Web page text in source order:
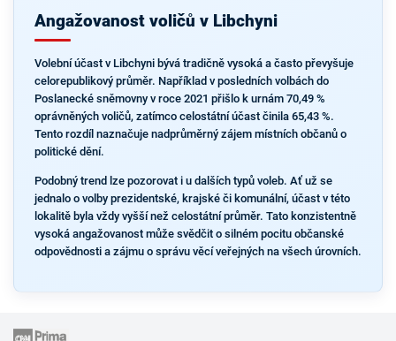
Angažovanost voličů v Libchyni
Volební účast v Libchyni bývá tradičně vysoká a často převyšuje
celorepublikový průměr. Například v posledních volbách do
Poslanecké sněmovny v roce 2021 přišlo k urnám 70,49 %
oprávněných voličů, zatímco celostátní účast činila 65,43 %.
Tento rozdíl naznačuje nadprůměrný zájem místních občanů o
politické dění.
Podobný trend lze pozorovat i u dalších typů voleb. Ať už se
jednalo o volby prezidentské, krajské či komunální, účast v této
lokalitě byla vždy vyšší než celostátní průměr. Tato konzistentně
vysoká angažovanost může svědčit o silném pocitu občanské
odpovědnosti a zájmu o správu věcí veřejných na všech úrovních.